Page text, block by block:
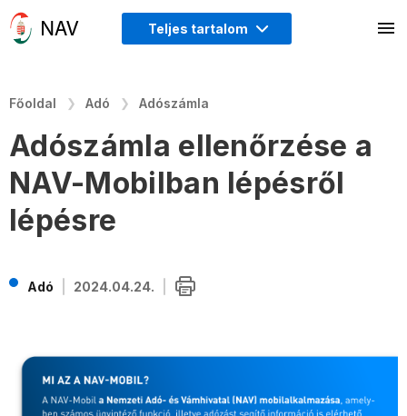
Teljes tartalom
Főoldal Adó Adószámla
Adószámla ellenőrzése a
NAV-Mobilban lépésről
lépésre
Adó 2024.04.24.